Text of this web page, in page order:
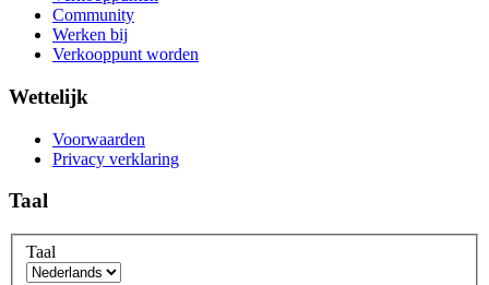
Community
Werken bij
Verkooppunt worden
Wettelijk
Voorwaarden
Privacy verklaring
Taal
Taal